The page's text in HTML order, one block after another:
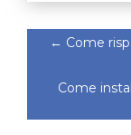
← Come
Come